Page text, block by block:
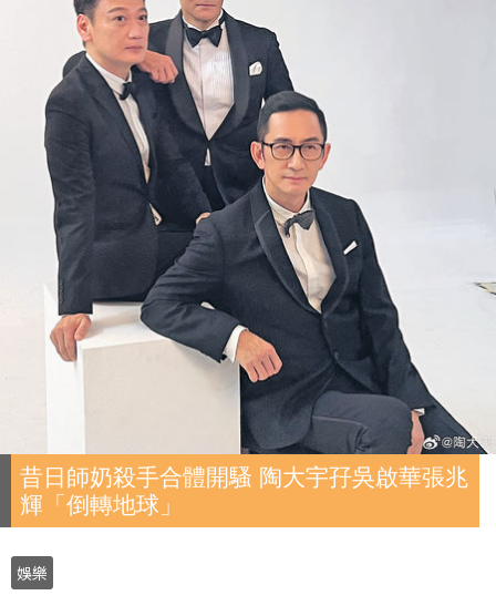
昔日師奶殺手合體開騷 陶大宇孖吳啟華張兆
輝「倒轉地球」
娛樂